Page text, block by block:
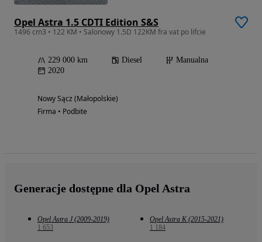
Opel Astra 1.5 CDTI Edition S&S
1496 cm3 • 122 KM • Salonowy 1.5D 122KM fra vat po lifcie
229 000 km Diesel
Manualna
2020
Nowy Sącz (Małopolskie)
Firma • Podbite
Generacje dostępne dla Opel Astra
Opel Astra J (2009-2019)
1 653
Opel Astra K (2015-2021)
1 184